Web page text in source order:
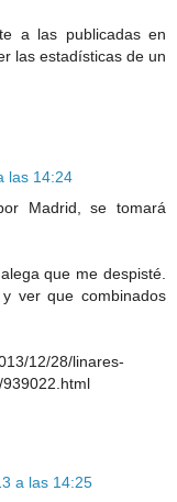
a las publicadas en
las estadísticas de un
las 14:24
Madrid, se tomará
que me despisté.
ver que combinados
12/28/linares-
a las 14:25